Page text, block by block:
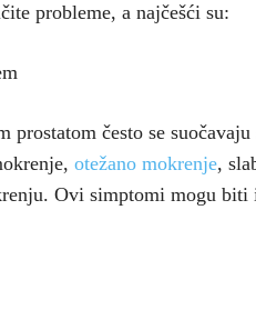
probleme, a najčešći su:
prostatom često se
otežano mokrenje,
Ovi simptomi mogu biti